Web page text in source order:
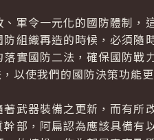
軍令一元化的國防體制，
組織再造的時候，必須隨
實國防二法，確保國防戰
以使我們的國防決策功能更
武器裝備之更新，而有所
部，阿扁認為應該具備有